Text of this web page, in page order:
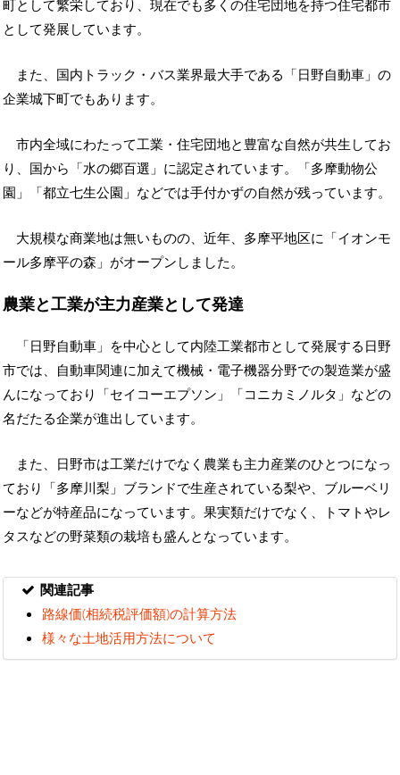
町として繁栄しており、現在でも多くの住宅団地を持つ住宅都市
として発展しています。
また、国内トラック・バス業界最大手である「日野自動車」の
企業城下町でもあります。
市内全域にわたって工業・住宅団地と豊富な自然が共生してお
り、国から「水の郷百選」に認定されています。「多摩動物公
園」「都立七生公園」などでは手付かずの自然が残っています。
大規模な商業地は無いものの、近年、多摩平地区に「イオンモ
ール多摩平の森」がオープンしました。
農業と工業が主力産業として発達
「日野自動車」を中心として内陸工業都市として発展する日野
市では、自動車関連に加えて機械・電子機器分野での製造業が盛
んになっており「セイコーエプソン」「コニカミノルタ」などの
名だたる企業が進出しています。
また、日野市は工業だけでなく農業も主力産業のひとつになっ
ており「多摩川梨」ブランドで生産されている梨や、ブルーベリ
ーなどが特産品になっています。果実類だけでなく、トマトやレ
タスなどの野菜類の栽培も盛んとなっています。
関連記事
路線価(相続税評価額)の計算方法
様々な土地活用方法について